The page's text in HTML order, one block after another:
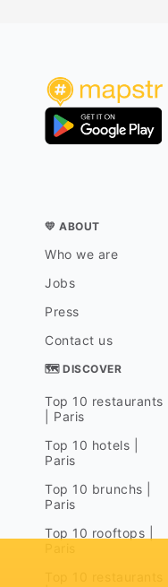
💛 ABOUT
Who we are
Jobs
Press
Contact us
🗺 DISCOVER
Top 10 restaurants
| Paris
Top 10 hotels |
Paris
Top 10 brunchs |
Paris
Top 10 rooftops |